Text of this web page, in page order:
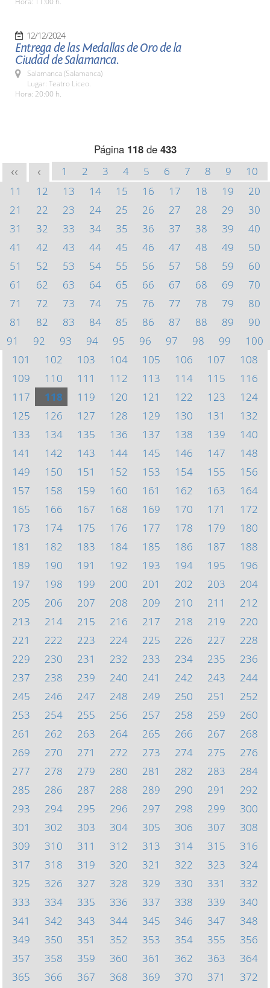
12/12/2024
Entrega de las Medallas de Oro de la
Ciudad de Salamanca.
Salamanca (Salamanca)
Lugar: Teatro Liceo.
Hora: 20:00 h.
Página 118de 433
<< < 1 2 3 4 5 6 7 8 9
10
11
12 13 14 15 16 17 18 19
20
21
22 23 24 25 26 27 28 29
30
31
32 33 34 35 36 37 38 39
40
41
42 43 44 45 46 47 48 49
50
51
52 53 54 55 56 57 58 59
60
61
62 63 64 65 66 67 68 69
70
71
72 73 74 75 76 77 78 79
80
81
82 83 84 85 86 87 88 89
90
91
92 93 94 95 96 97 98 99
100
101
102 103 104 105 106 107
108
109
110 111 112 113 114 115
116
117
118 119 120 121 122 123
124
125
126 127 128 129 130 131
132
133
134 135 136 137 138 139
140
141
142 143 144 145 146 147
148
149
150 151 152 153 154 155
156
157
158 159 160 161 162 163
164
165
166 167 168 169 170 171
172
173
174 175 176 177 178 179
180
181
182 183 184 185 186 187
188
189
190 191 192 193 194 195
196
197
198 199 200 201 202 203
204
205
206 207 208 209 210 211
212
213
214 215 216 217 218 219
220
221
222 223 224 225 226 227
228
229
230 231 232 233 234 235
236
237
238 239 240 241 242 243
244
245
246 247 248 249 250 251
252
253
254 255 256 257 258 259
260
261
262 263 264 265 266 267
268
269
270 271 272 273 274 275
276
277
278 279 280 281 282 283
284
285
286 287 288 289 290 291
292
293
294 295 296 297 298 299
300
301
302 303 304 305 306 307
308
309
310 311 312 313 314 315
316
317
318 319 320 321 322 323
324
325
326 327 328 329 330 331
332
333
334 335 336 337 338 339
340
341
342 343 344 345 346 347
348
349
350 351 352 353 354 355
356
357
358 359 360 361 362 363
364
365
366 367 368 369 370 371 372